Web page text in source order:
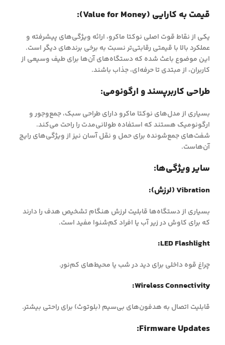
قیمت به کارایی (Value for Money):
یکی از نقاط قوت اصلی نوکتا ماکرو، ارائه ویژگی‌های پیشرفته و
عملکرد بالا با قیمتی رقابتی‌تر نسبت به برخی برندهای دیگر است.
این موضوع باعث شده که دستگاه‌های آن‌ها برای طیف وسیعی از
کاربران، از مبتدی تا حرفه‌ای، جذاب باشند.
طراحی کاربرپسند و ارگونومی:
بسیاری از مدل‌های نوکتا ماکرو دارای طراحی سبک، جمع‌وجور و
ارگونومیک هستند که استفاده طولانی‌مدت را راحت می‌کند.
شفت‌های جمع‌شونده برای حمل و نقل آسان نیز از ویژگی‌های رایج
آن‌هاست.
سایر ویژگی‌ها:
Vibration (لرزش):
بسیاری از دستگاه‌ها قابلیت لرزش هنگام تشخیص هدف را دارند
که برای کاوش در زیر آب یا افراد کم‌شنوا مفید است.
LED Flashlight:
چراغ قوه داخلی برای دید در شب یا محیط‌های کم‌نور.
Wireless Connectivity:
قابلیت اتصال به هدفون‌های بی‌سیم (بلوتوث) برای راحتی بیشتر.
Firmware Updates: